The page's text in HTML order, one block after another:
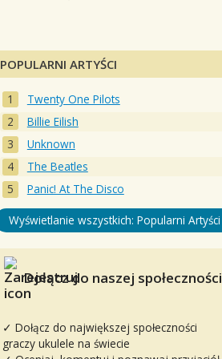
POPULARNI ARTYŚCI
Twenty One Pilots
Billie Eilish
Unknown
The Beatles
Panic! At The Disco
Wyświetlanie wszystkich: Popularni Artyści
Dołącz do naszej
✓ Dołącz do największej społeczności
graczy ukulele na świecie